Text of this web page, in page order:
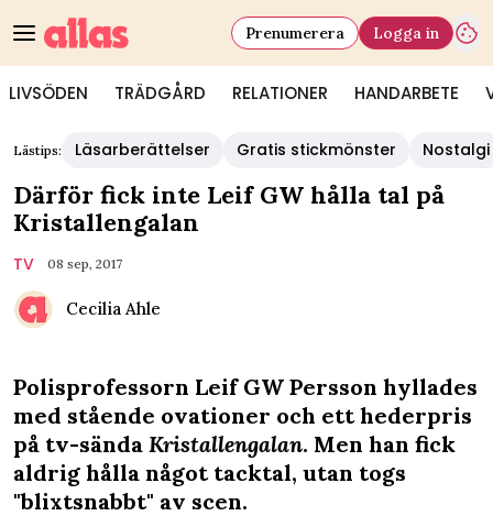
LIVSÖDEN TRÄDGÅRD RELATIONER HANDARBETE
Prenumerera Logga in
Lästips: Läsarberättelser Gratis stickmönster Nostalgi
Därför fick inte Leif GW hålla tal på
Kristallengalan
TV 08 sep, 2017
Cecilia Ahle
Polisprofessorn Leif GW Persson hyllades
med stående ovationer och ett hederpris
på tv-sända Kristallengalan. Men han fick
aldrig hålla något tacktal, utan togs
"blixtsnabbt" av scen.